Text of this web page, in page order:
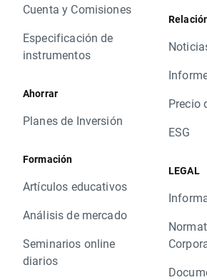
Cuenta y Comisiones
Especificación de
instrumentos
Ahorrar
Planes de Inversión
Formación
Artículos educativos
Análisis de mercado
Seminarios online
diarios
Precio
ESG
LEGAL